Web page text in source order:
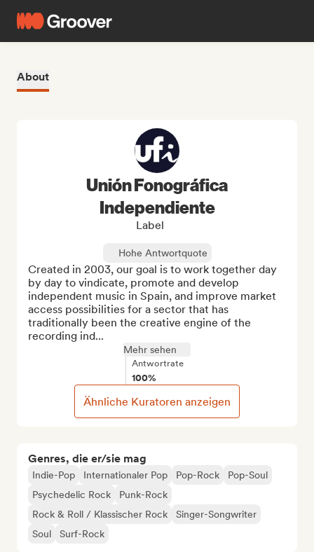
About
Genres, die er/sie mag
Indie-Pop Internationaler Pop Pop-Rock
Pop-Soul
Psychedelic Rock
Punk-Rock
Rock & Roll / Klassischer Rock
Singer-Songwriter
Soul
Surf-Rock
Unión Fonográfica
Independiente
Label
Hohe Antwortquote
Created in 2003, our goal is to work together day
by day to vindicate, promote and develop
independent music in Spain, and improve market
access possibilities for a sector that has
traditionally been the creative engine of the
recording ind...
Mehr sehen
Antwortrate
100%
Ähnliche Kuratoren anzeigen